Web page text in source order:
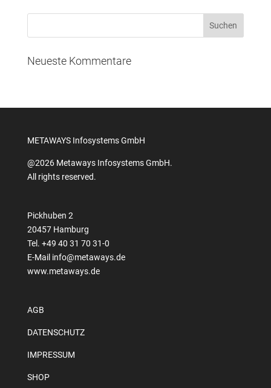
Neueste Kommentare
METAWAYS Infosystems GmbH
@2026 Metaways Infosystems GmbH.
All rights reserved.
Pickhuben 2
20457 Hamburg
Tel. +49 40 31 70 31-0
E-Mail info@metaways.de
www.metaways.de
AGB
DATENSCHUTZ
IMPRESSUM
SHOP